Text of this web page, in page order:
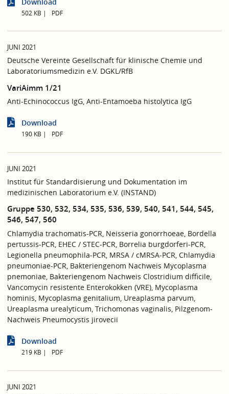
502 KB PDF
JUNI 2021
Deutsche Vereinte Gesellschaft für klinische Chemie und
Laboratoriumsmedizin e.V. DGKL/RfB
VariAimm 1/21
Anti-Echinococcus IgG, Anti-Entamoeba histolytica IgG
Download
190 KB PDF
JUNI 2021
Institut für Standardisierung und Dokumentation im
medizinischen Laboratorium e.V. (INSTAND)
Gruppe 530, 532, 534, 535, 536, 539, 540, 541, 544, 545,
546, 547, 560
Chlamydia trachomatis-PCR, Neisseria gonorrhoeae, Bordella
pertussis-PCR, EHEC / STEC-PCR, Borrelia burgdorferi-PCR,
Legionella pneumophila-PCR, MRSA / cMRSA-PCR, Chlamydia
pneumoniae-PCR, Bakteriengenom Nachweis Mycoplasma
pnemoniae, Bakteriengenom Nachweis Clostridium difficile,
Vancomycin resistente Enterokokken (VRE), Mycoplasma
hominis, Mycoplasma genitalium, Ureaplasma parvum,
Ureaplasma urealyticum, Trichomonas vaginalis, Pilzgenom-
Nachweis Pneumocystis jirovecii
Download
219 KB PDF
JUNI 2021